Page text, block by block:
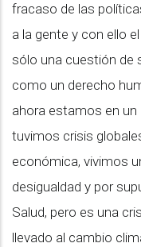
fracaso de las
a la gente y con ello
sólo una cuestión de
como un derecho
ahora estamos en
tuvimos crisis
económica, vivimos
desigualdad y por
Salud, pero es una
llevado al cambio